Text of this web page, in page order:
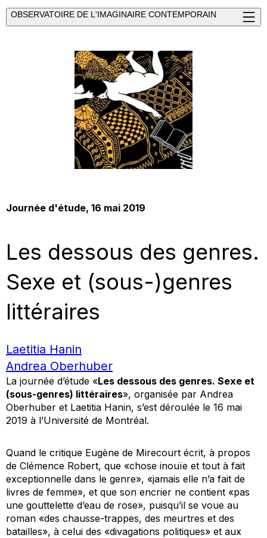
OBSERVATOIRE DE L'IMAGINAIRE CONTEMPORAIN
Journée d'étude, 16 mai 2019
Les dessous des genres.
Sexe et (sous-)genres
littéraires
Laetitia Hanin
Andrea Oberhuber
La journée d’étude «Les dessous des genres. Sexe et
(sous-genres) littéraires», organisée par Andrea
Oberhuber et Laetitia Hanin, s’est déroulée le 16 mai
2019 à l’Université de Montréal.
Quand le critique Eugène de Mirecourt écrit, à propos
de Clémence Robert, que «chose inouïe et tout à fait
exceptionnelle dans le genre», «jamais elle n’a fait de
livres de femme», et que son encrier ne contient «pas
une gouttelette d’eau de rose», puisqu’il se voue au
roman «des chausse-trappes, des meurtres et des
batailles», à celui des «divagations politiques» et aux